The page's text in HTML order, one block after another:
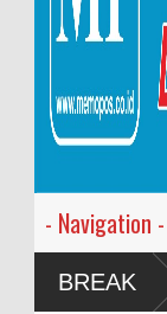
BREAK
Barong Art